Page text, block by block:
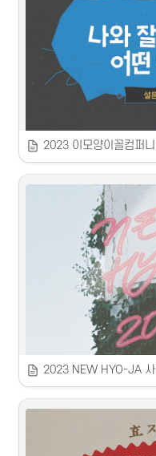
효자동 할머니들이 알려
효자2동에서 건강한 몸과 마음,
무엇보다 이웃 간의 끈끈함으로
제 2의 전성기를 보내고 계신
할머니들의 동네 생활 꿀팁을
외지에서 온 청년들이 만들어
2023 이모양이꼴컴퍼니
강원지역문제해결플
나와 잘 맞는 회사는 어떤
지역 청년들이 꿈꾸는 직장생
제작했습니다.
내가 원하는 직장생활의 모양
공하고자 하였습니다.
2023 이모양이꼴컴퍼니
2023 NEW HYO-JA 사
춘천사회혁신센터 /
2023 NEW HYO-JA 사